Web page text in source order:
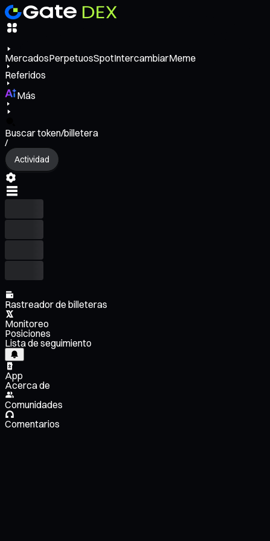
MercadosPerpetuosSpotIntercambiarMeme
Referidos
Más
Buscar token/billetera
/
Actividad
Rastreador de billeteras
Monitoreo
Posiciones
Lista de seguimiento
App
Acerca de
Comunidades
Comentarios